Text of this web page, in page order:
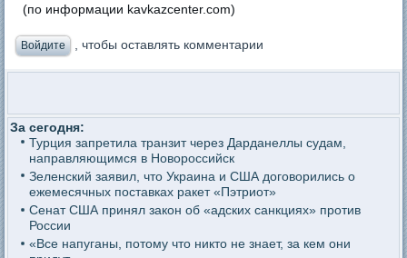
(по информации kavkazcenter.com)
Войдите , чтобы оставлять комментарии
За сегодня:
Турция запретила транзит через Дарданеллы судам,
направляющимся в Новороссийск
Зеленский заявил, что Украина и США договорились о
ежемесячных поставках ракет «Пэтриот»
Сенат США принял закон об «адских санкциях» против
России
«Все напуганы, потому что никто не знает, за кем они